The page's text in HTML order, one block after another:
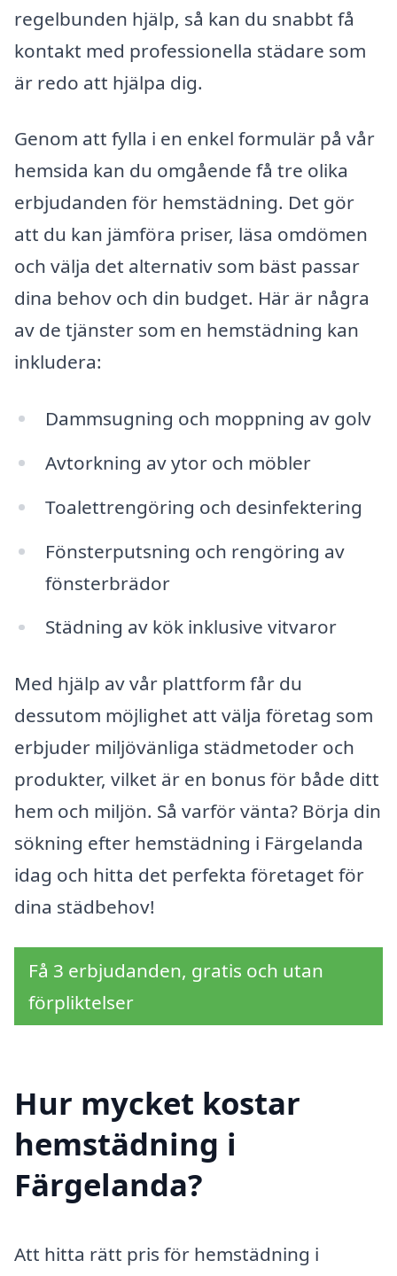
regelbunden hjälp, så kan du snabbt få
kontakt med professionella städare som
är redo att hjälpa dig.
Genom att fylla i en enkel formulär på vår
hemsida kan du omgående få tre olika
erbjudanden för hemstädning. Det gör
att du kan jämföra priser, läsa omdömen
och välja det alternativ som bäst passar
dina behov och din budget. Här är några
av de tjänster som en hemstädning kan
inkludera:
Dammsugning och moppning av golv
Avtorkning av ytor och möbler
Toalettrengöring och desinfektering
Fönsterputsning och rengöring av
fönsterbrädor
Städning av kök inklusive vitvaror
Med hjälp av vår plattform får du
dessutom möjlighet att välja företag som
erbjuder miljövänliga städmetoder och
produkter, vilket är en bonus för både ditt
hem och miljön. Så varför vänta? Börja din
sökning efter hemstädning i Färgelanda
idag och hitta det perfekta företaget för
dina städbehov!
Få 3 erbjudanden, gratis och utan
förpliktelser
Hur mycket kostar
hemstädning i
Färgelanda?
Att hitta rätt pris för hemstädning i